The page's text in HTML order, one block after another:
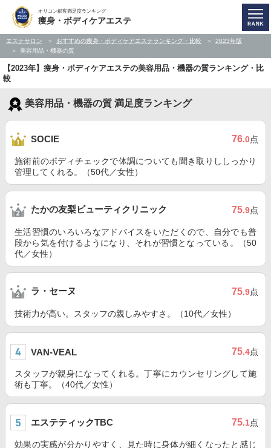
オリコン顧客満足度ランキング
痩身・ボディケアエステ
エステサロン おすすめの痩身・ボディケアエステランキング・比較
2023年版
美容用品・機器の質
【2023年】痩身・ボディケアエステの美容用品・機器の質ランキング・比
較
美容用品・機器の質 満足度ランキング
SOCIE 76.0点
施術前のボディチェックで体調についても聞き取りししっかり
管理してくれる。（50代／女性）
たかの友梨ビューティクリニック 75.9点
生活習慣のいろいろなアドバイスをいただくので、自分でも普
段から気を付けるようになり、それが習慣となっている。（50
代／女性）
ラ・セーヌ 75.9点
技術力が高い。スタッフの親しみやすさ。（10代／女性）
VAN-VEAL 75.4点
スタッフが親身になってくれる。丁寧にカウンセリングして施
術も丁寧。（40代／女性）
エステティックTBC 75.1点
効果の実感が分かりやすく、見た時に身体が細くなったと感じ